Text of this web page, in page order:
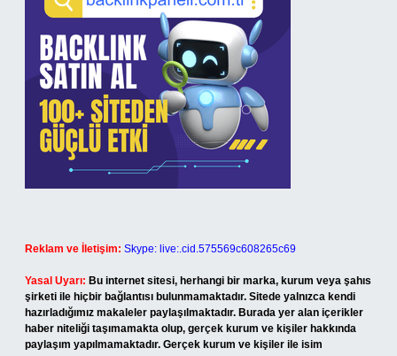
Reklam ve İletişim: Skype: live:.cid.575569c608265c69
Yasal Uyarı: Bu internet sitesi, herhangi bir marka, kurum veya şahıs
şirketi ile hiçbir bağlantısı bulunmamaktadır. Sitede yalnızca kendi
hazırladığımız makaleler paylaşılmaktadır. Burada yer alan içerikler
haber niteliği taşımamakta olup, gerçek kurum ve kişiler hakkında
paylaşım yapılmamaktadır. Gerçek kurum ve kişiler ile isim